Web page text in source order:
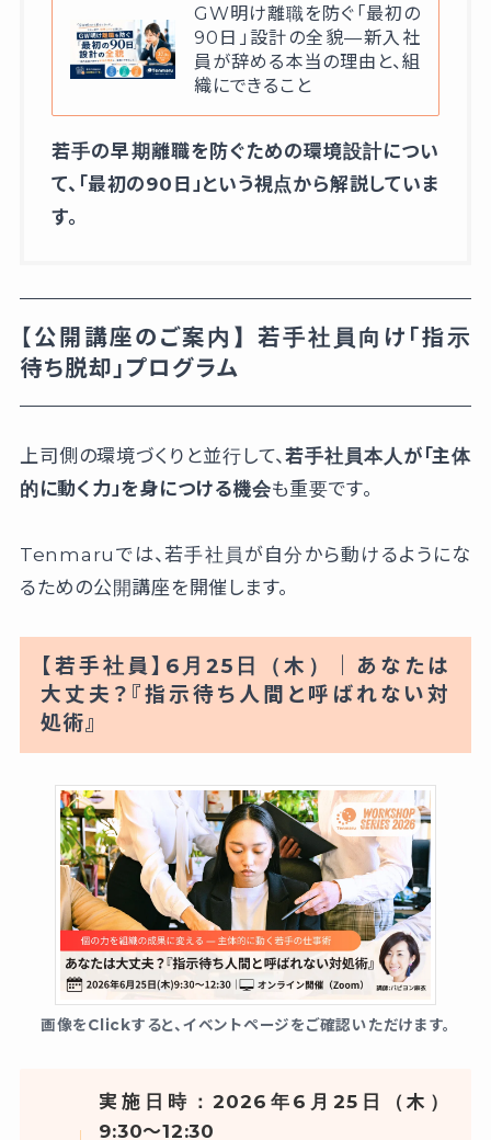
GW明け離職を防ぐ「最初の
90日」設計の全貌—新入社
員が辞める本当の理由と、組
織にできること
若手の早期離職を防ぐための環境設計につい
て、「最初の90日」という視点から解説していま
す。
【公開講座のご案内】若手社員向け「指示
待ち脱却」プログラム
上司側の環境づくりと並行して、若手社員本人が「主体
的に動く力」を身につける機会も重要です。
Tenmaruでは、若手社員が自分から動けるようにな
るための公開講座を開催します。
【若手社員】6月25日（木）｜あなたは
大丈夫？『指示待ち人間と呼ばれない対
処術』
画像をClickすると、イベントページをご確認いただけます。
実施日時：2026年6月25日（木）
9:30〜12:30